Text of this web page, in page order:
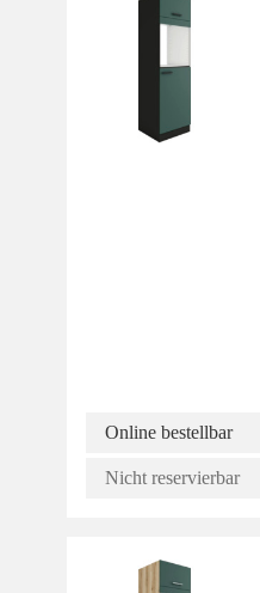
Online bestellbar
Nicht reservierbar